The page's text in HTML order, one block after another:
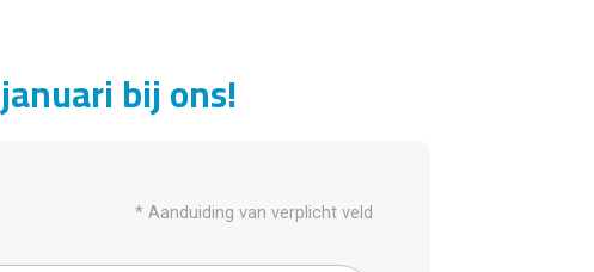
bij ons!
* Aanduiding van verplicht veld